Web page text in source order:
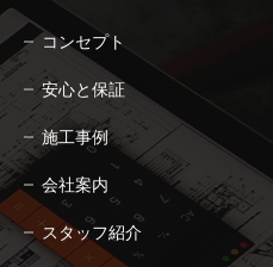
コンセプト
安心と保証
施工事例
会社案内
スタッフ紹介